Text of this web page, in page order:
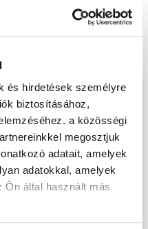
és hirdetések személyre
biztosításához,
a közösségi
megosztjuk
adatait, amelyek
adatokkal, amelyek
Ön által használt más
alaptanfolyam
váltsd valóra az
Hozzád
MINDEN